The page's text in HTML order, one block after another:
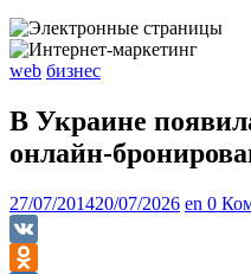
web бизнес
В Украине
онлайн-
27/07/201420/07/2026 en 0
VK